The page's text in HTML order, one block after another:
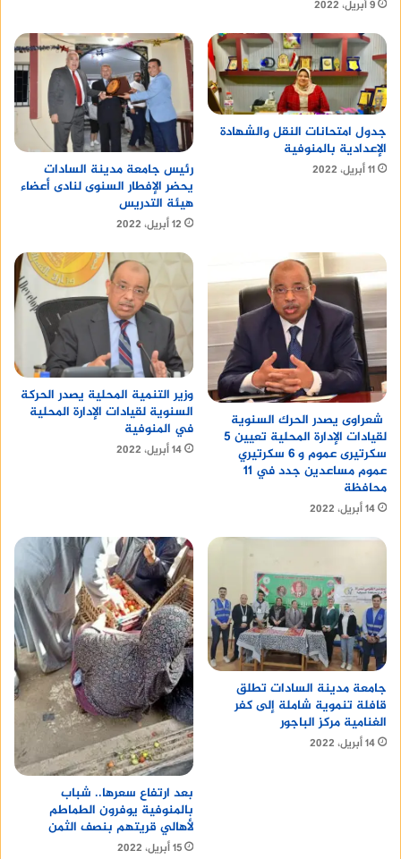
9 أبريل، 2022
جدول امتحانات النقل والشهادة
الإعدادية بالمنوفية
11 أبريل، 2022
رئيس جامعة مدينة السادات
يحضر الإفطار السنوى لنادى أعضاء
هيئة التدريس
12 أبريل، 2022
شعراوى يصدر الحرك السنوية
لقيادات الإدارة المحلية تعيين 5
سكرتيرى عموم و 6 سكرتيري
عموم مساعدين جدد في 11
محافظة
14 أبريل، 2022
وزير التنمية المحلية يصدر الحركة
السنوية لقيادات الإدارة المحلية
في المنوفية
14 أبريل، 2022
جامعة مدينة السادات تطلق
قافلة تنموية شاملة إلى كفر
الغنامية مركز الباجور
14 أبريل، 2022
بعد ارتفاع سعرها.. شباب
بالمنوفية يوفرون الطماطم
لأهالي قريتهم بنصف الثمن
15 أبريل، 2022